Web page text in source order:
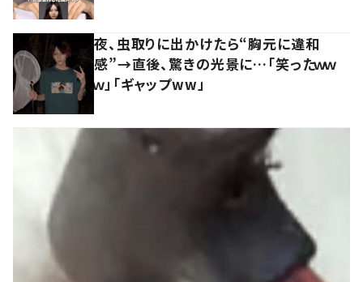
夜、虫取りに出かけたら“胸元に違和
感”→直後、驚きの光景に…「笑ったｗｗ
ｗ」「ギャップww」